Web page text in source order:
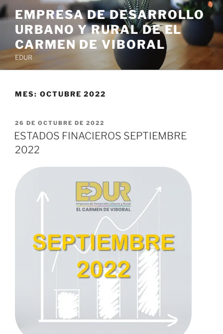
EMPRESA DE DESARROLLO
URBANO Y RURAL DE EL
CARMEN DE VIBORAL
EDUR
MES: OCTUBRE 2022
26 DE OCTUBRE DE 2022
ESTADOS FINACIEROS SEPTIEMBRE
2022